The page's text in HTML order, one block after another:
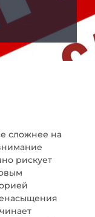
сложнее на
рискует